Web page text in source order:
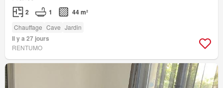
2 1 44 m²
Chauffage Cave Jardin
Il y a 27 jours
RENTUMO